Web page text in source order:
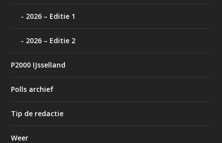
2026 – Editie 1
2026 – Editie 2
P2000 IJsselland
Polls archief
Tip de redactie
Weer